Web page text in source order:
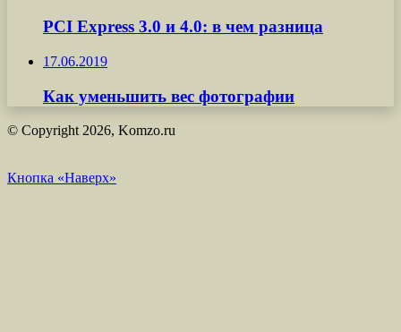
PCI Express 3.0 и 4.0: в чем разница
17.06.2019
Как уменьшить вес фотографии
© Copyright 2026, Komzo.ru
Кнопка «Наверх»